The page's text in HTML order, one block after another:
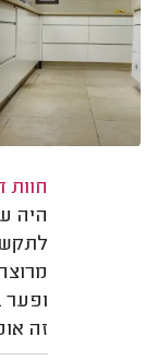
חוות
היה
ופער
זה